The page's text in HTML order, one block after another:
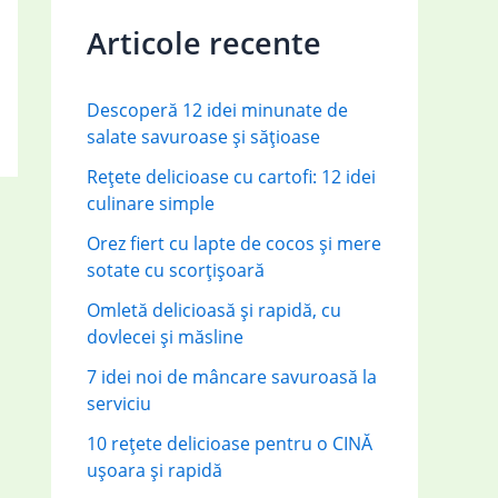
h
o
Articole recente
Descoperă 12 idei minunate de
salate savuroase și sățioase
Rețete delicioase cu cartofi: 12 idei
culinare simple
Orez fiert cu lapte de cocos și mere
sotate cu scorțișoară
Omletă delicioasă și rapidă, cu
dovlecei și măsline
7 idei noi de mâncare savuroasă la
serviciu
10 rețete delicioase pentru o CINĂ
ușoara și rapidă